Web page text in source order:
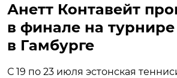
Анетт Контавейт
в финале на турнире
в Гамбурге
С 19 по 23 июля эстонская